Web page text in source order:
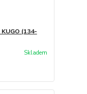
(134-
Skladem